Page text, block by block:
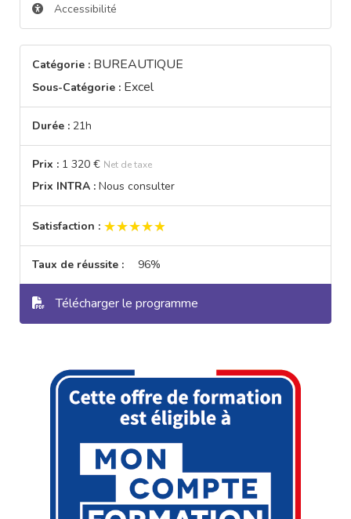
Accessibilité
Catégorie : BUREAUTIQUE
Sous-Catégorie : Excel
Durée : 21h
Prix : 1 320 € Net de taxe
Prix INTRA : Nous consulter
Satisfaction : ★★★★★
★★★★★
Taux de réussite : 96%
Télécharger le programme